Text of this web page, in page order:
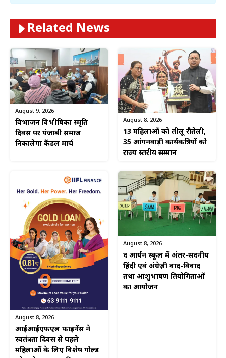
Related News
August 9, 2026
विभाजन विभीषिका स्मृति
दिवस पर पंजाबी समाज
निकालेगा कैंडल मार्च
August 8, 2026
13 महिलाओं को तीलू रौतेली,
35 आंगनवाड़ी कार्यकत्रियों को
राज्य स्तरीय सम्मान
August 8, 2026
आईआईएफएल फाइनेंस ने
स्वतंत्रता दिवस से पहले
महिलाओं के लिए विशेष गोल्ड
August 8, 2026
द आर्यन स्कूल में अंतर-सदनीय
हिंदी एवं अंग्रेज़ी वाद-विवाद
तथा आशुभाषण प्रतियोगिताओं
का आयोजन